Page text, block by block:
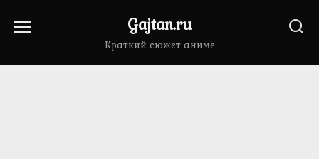
Gajtan.ru
Краткий сюжет аниме